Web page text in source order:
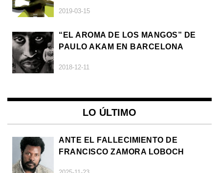
2019-03-15
“EL AROMA DE LOS MANGOS” DE
PAULO AKAM EN BARCELONA
2018-12-11
LO ÚLTIMO
ANTE EL FALLECIMIENTO DE
FRANCISCO ZAMORA LOBOCH